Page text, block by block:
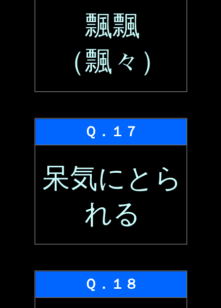
飄飄
（飄々）
Ｑ．１７
呆気にとら
れる
Ｑ．１８